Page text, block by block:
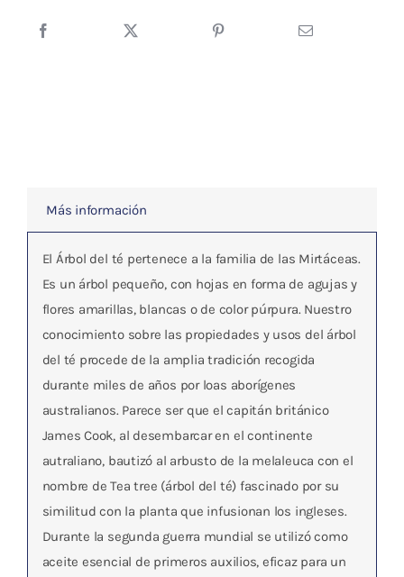
Más información
El Árbol del té pertenece a la familia de las Mirtáceas.
Es un árbol pequeño, con hojas en forma de agujas y
flores amarillas, blancas o de color púrpura. Nuestro
conocimiento sobre las propiedades y usos del árbol
del té procede de la amplia tradición recogida
durante miles de años por loas aborígenes
australianos. Parece ser que el capitán británico
James Cook, al desembarcar en el continente
autraliano, bautizó al arbusto de la melaleuca con el
nombre de Tea tree (árbol del té) fascinado por su
similitud con la planta que infusionan los ingleses.
Durante la segunda guerra mundial se utilizó como
aceite esencial de primeros auxilios, eficaz para un